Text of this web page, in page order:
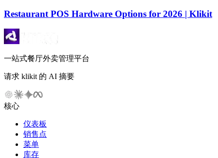
Restaurant POS Hardware Options for 2026 | Klikit
一站式餐厅外卖管理平台
请求 klikit 的 AI 摘要
核心
仪表板
销售点
菜单
库存